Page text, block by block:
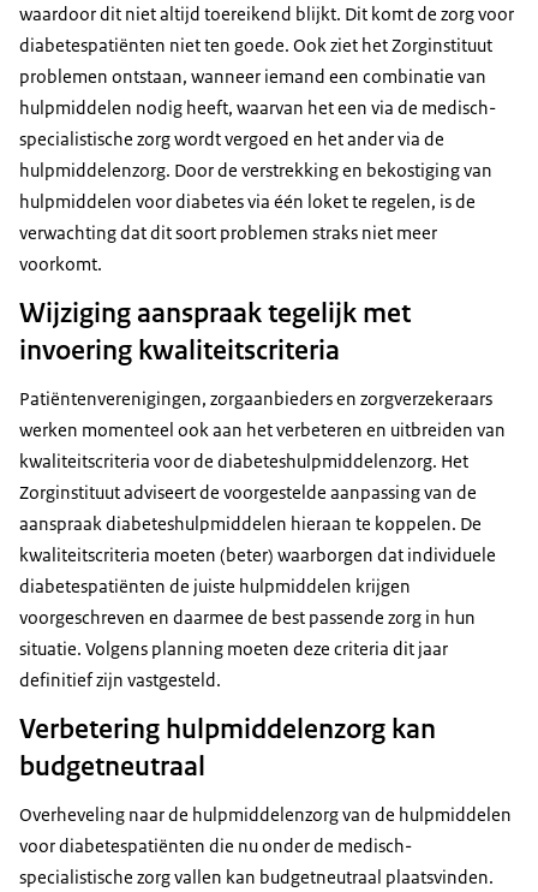
waardoor dit niet altijd toereikend blijkt. Dit komt de zorg voor
diabetespatiënten niet ten goede. Ook ziet het Zorginstituut
problemen ontstaan, wanneer iemand een combinatie van
hulpmiddelen nodig heeft, waarvan het een via de medisch-
specialistische zorg wordt vergoed en het ander via de
hulpmiddelenzorg. Door de verstrekking en bekostiging van
hulpmiddelen voor diabetes via één loket te regelen, is de
verwachting dat dit soort problemen straks niet meer
voorkomt.
Wijziging aanspraak tegelijk met
invoering kwaliteitscriteria
Patiëntenverenigingen, zorgaanbieders en zorgverzekeraars
werken momenteel ook aan het verbeteren en uitbreiden van
kwaliteitscriteria voor de diabeteshulpmiddelenzorg. Het
Zorginstituut adviseert de voorgestelde aanpassing van de
aanspraak diabeteshulpmiddelen hieraan te koppelen. De
kwaliteitscriteria moeten (beter) waarborgen dat individuele
diabetespatiënten de juiste hulpmiddelen krijgen
voorgeschreven en daarmee de best passende zorg in hun
situatie. Volgens planning moeten deze criteria dit jaar
definitief zijn vastgesteld.
Verbetering hulpmiddelenzorg kan
budgetneutraal
Overheveling naar de hulpmiddelenzorg van de hulpmiddelen
voor diabetespatiënten die nu onder de medisch-
specialistische zorg vallen kan budgetneutraal plaatsvinden.